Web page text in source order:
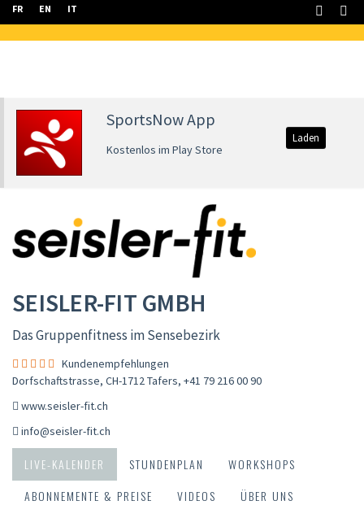
FR EN IT
SportsNow App
Kostenlos im Play Store
Laden
SEISLER-FIT GMBH
Das Gruppenfitness im Sensebezirk
Kundenempfehlungen
Dorfschaftstrasse, CH-1712 Tafers, +41 79 216 00 90
www.seisler-fit.ch
info@seisler-fit.ch
LIVE-KALENDER STUNDENPLAN
WORKSHOPS
ABONNEMENTE & PREISE
VIDEOS
ÜBER UNS